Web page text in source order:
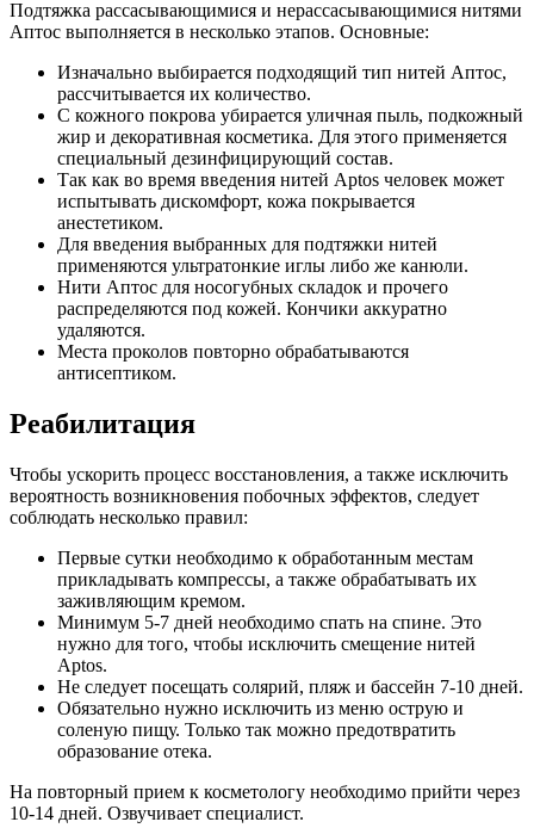
Подтяжка рассасывающимися и нерассасывающимися нитями
Аптос выполняется в несколько этапов. Основные:
Изначально выбирается подходящий тип нитей Аптос,
рассчитывается их количество.
С кожного покрова убирается уличная пыль, подкожный
жир и декоративная косметика. Для этого применяется
специальный дезинфицирующий состав.
Так как во время введения нитей Aptos человек может
испытывать дискомфорт, кожа покрывается
анестетиком.
Для введения выбранных для подтяжки нитей
применяются ультратонкие иглы либо же канюли.
Нити Аптос для носогубных складок и прочего
распределяются под кожей. Кончики аккуратно
удаляются.
Места проколов повторно обрабатываются
антисептиком.
Реабилитация
Чтобы ускорить процесс восстановления, а также исключить
вероятность возникновения побочных эффектов, следует
соблюдать несколько правил:
Первые сутки необходимо к обработанным местам
прикладывать компрессы, а также обрабатывать их
заживляющим кремом.
Минимум 5-7 дней необходимо спать на спине. Это
нужно для того, чтобы исключить смещение нитей
Aptos.
Не следует посещать солярий, пляж и бассейн 7-10 дней.
Обязательно нужно исключить из меню острую и
соленую пищу. Только так можно предотвратить
образование отека.
На повторный прием к косметологу необходимо прийти через
10-14 дней. Озвучивает специалист.